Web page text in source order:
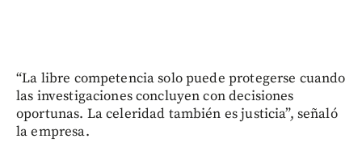
“La libre competencia solo puede protegerse cuando
las investigaciones concluyen con decisiones
oportunas. La celeridad también es justicia”, señaló
la empresa.